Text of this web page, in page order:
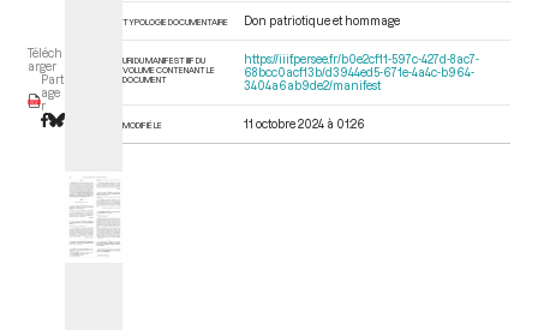
Téléch
arger
Part
age
r
i
d
o
r
TYPOLOGIE DOCUMENTAIRE Don patriotique et hommage
URI DU MANIFEST IIIF DU
VOLUME CONTENANT LE
DOCUMENT
https://iiif.persee.fr/b0e2cf11-597c-427d-8ac7-
68bcc0acf13b/d3944ed5-671e-4a4c-b964-
3404a6ab9de2/manifest
MODIFIÉ LE 11 octobre 2024 à 01:26